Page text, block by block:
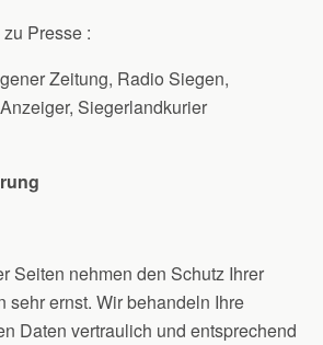
Presse :
Zeitung, Radio Siegen,
Siegerlandkurier
Seiten nehmen den Schutz Ihrer
sehr ernst. Wir behandeln Ihre
Daten vertraulich und entsprechend